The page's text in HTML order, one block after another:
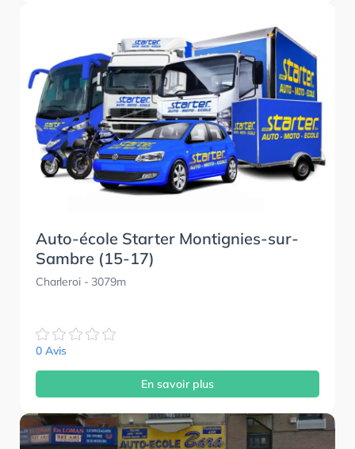
Auto-école Starter Montignies-sur-
Sambre (15-17)
Charleroi- 3079m
0 Avis
En savoir plus